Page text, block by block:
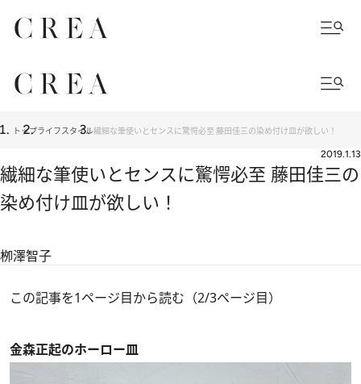
トップライフスタイル繊細な筆使いとセンスに驚愕必至 藤田佳三の染め付け皿が欲しい！
2019.1.13
繊細な筆使いとセンスに驚愕必至 藤田佳三の
染め付け皿が欲しい！
栁澤智子
この記事を1ページ目から読む（2/3ページ目）
金森正起のホーロー皿